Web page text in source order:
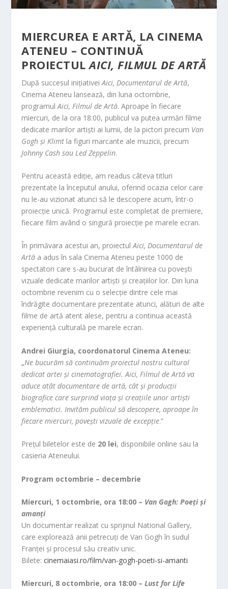
MIERCUREA E ARTĂ, LA CINEMA
ATENEU – CONTINUĂ
PROIECTULAICI, FILMUL DE ARTĂ
După succesul inițiativeiAici, Documentarul de Artă,
Cinema Ateneu lansează, din luna octombrie,
programulAici, Filmul de Artă. Aproape în fiecare
miercuri, de la ora 18:00, publicul va putea urmări filme
dedicate marilor artiști ai lumii, de la pictori precum Van
Gogh și Klimt la figuri marcante ale muzicii, precum
Johnny Cash sau Led Zeppelin.
Pentru această ediție, am readus câteva titluri
prezentate la începutul anului, oferind ocazia celor care
nu le-au vizionat atunci să le descopere acum, într-o
proiecție unică. Programul este completat de premiere,
fiecare film având o singură proiecție pe marele ecran.
În primăvara acestui an, proiectulAici, Documentarul de
Artă a adus în sala Cinema Ateneu peste 1000 de
spectatori care s-au bucurat de întâlnirea cu povești
vizuale dedicate marilor artiști și creațiilor lor. Din luna
octombrie revenim cu o selecție dintre cele mai
îndrăgite documentare prezentate atunci, alături de alte
filme de artă atent alese, pentru a continua această
experiență culturală pe marele ecran.
Andrei Giurgia, coordonatorul Cinema Ateneu:
„Ne bucurăm să continuăm proiectul nostru cultural
dedicat artei și cinematografiei. Aici, Filmul de Artă va
aduce atât documentare de artă, cât și producții
biografice care surprind viața și creațiile unor artiști
emblematici. Invităm publicul să descopere, aproape în
fiecare miercuri, povești vizuale de excepție.”
Prețul biletelor este de 20 lei, disponibile online sau la
casieria Ateneului.
Program octombrie – decembrie
Miercuri, 1 octombrie, ora 18:00 – Van Gogh: Poeți și
amanți
Un documentar realizat cu sprijinul National Gallery,
care explorează anii petrecuți de Van Gogh în sudul
Franței și procesul său creativ unic.
Bilete:cinemaiasi.ro/film/van-gogh-poeti-si-amanti
Miercuri, 8 octombrie, ora 18:00 –Lust for Life